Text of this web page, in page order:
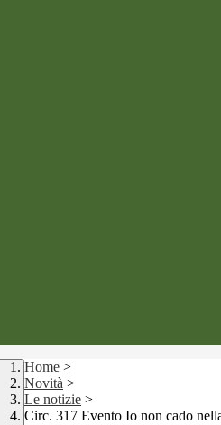
Home >
Novità >
Le notizie >
Circ. 317 Evento Io non cado